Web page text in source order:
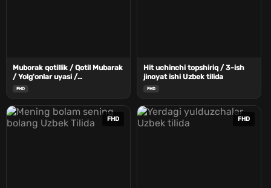
Muborak qotillik / Qotil Mubarak
/ Yolg'onlar uyasi /
Tabriklaymiz, bu qotillik Uzbek
FHD
Hit uchinchi topshiriq / 3-ish
jinoyat ishi Uzbek tilida
FHD
FHD FHD